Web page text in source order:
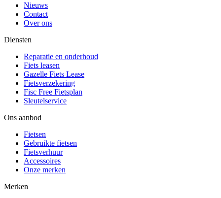
Nieuws
Contact
Over ons
Diensten
Reparatie en onderhoud
Fiets leasen
Gazelle Fiets Lease
Fietsverzekering
Fisc Free Fietsplan
Sleutelservice
Ons aanbod
Fietsen
Gebruikte fietsen
Fietsverhuur
Accessoires
Onze merken
Merken